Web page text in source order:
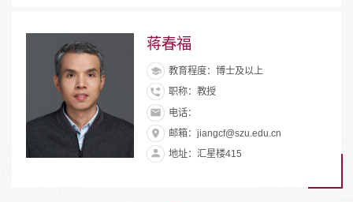
蒋春福
教育程度：博士及以上
职称：教授
电话：
邮箱：jiangcf@szu.edu.cn
地址：汇星楼415